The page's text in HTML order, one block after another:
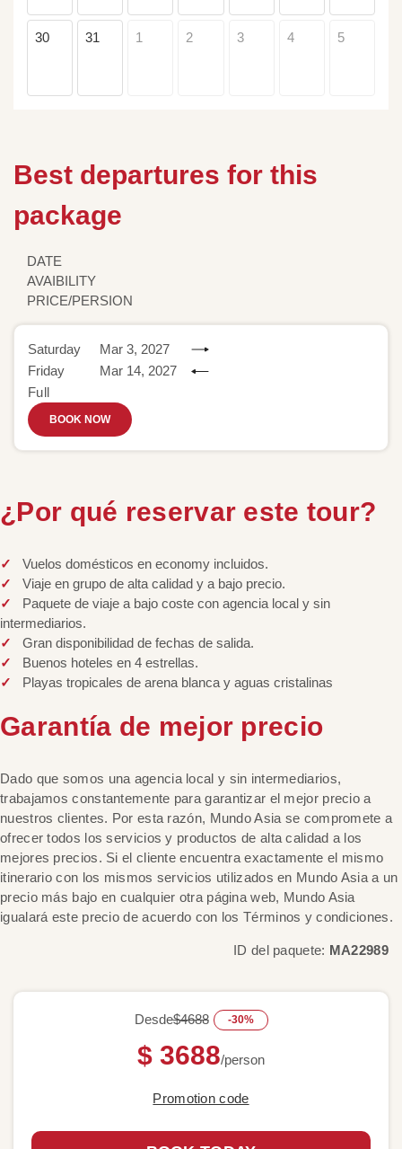
30 31 1 2 3 4 5
Best departures for this
package
DATE
AVAIBILITY
PRICE/PERSION
Saturday
Mar 3, 2027
Friday
Mar 14, 2027
Full
BOOK NOW
¿Por qué reservar este tour?
Vuelos domésticos en economy incluidos.
Viaje en grupo de alta calidad y a bajo precio.
Paquete de viaje a bajo coste con agencia local y sin
intermediarios.
Gran disponibilidad de fechas de salida.
Buenos hoteles en 4 estrellas.
Playas tropicales de arena blanca y aguas cristalinas
Garantía de mejor precio
Dado que somos una agencia local y sin intermediarios,
trabajamos constantemente para garantizar el mejor precio a
nuestros clientes. Por esta razón, Mundo Asia se compromete a
ofrecer todos los servicios y productos de alta calidad a los
mejores precios. Si el cliente encuentra exactamente el mismo
itinerario con los mismos servicios utilizados en Mundo Asia a un
precio más bajo en cualquier otra página web, Mundo Asia
igualará este precio de acuerdo con los Términos y condiciones.
ID del paquete: MA22989
Desde$4688 -30%
$ 3688/person
Promotion code